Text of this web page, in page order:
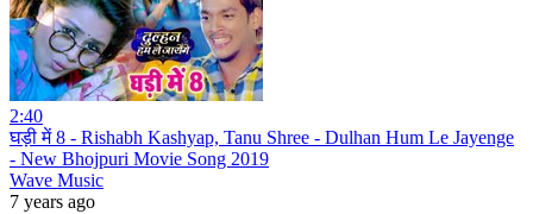
2:40
घड़ी में 8 - Rishabh Kashyap, Tanu Shree - Dulhan Hum Le Jayenge
- New Bhojpuri Movie Song 2019
Wave Music
7 years ago